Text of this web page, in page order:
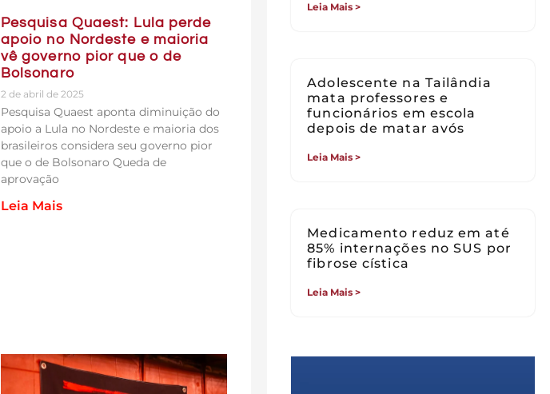
Pesquisa Quaest: Lula perde
apoio no Nordeste e maioria
vê governo pior que o de
Bolsonaro
2 de abril de 2025
Pesquisa Quaest aponta diminuição do
apoio a Lula no Nordeste e maioria dos
brasileiros considera seu governo pior
que o de Bolsonaro Queda de
aprovação
Leia Mais
Leia Mais >
Adolescente na Tailândia
mata professores e
funcionários em escola
depois de matar avós
Leia Mais >
Medicamento reduz em até
85% internações no SUS por
fibrose cística
Leia Mais >